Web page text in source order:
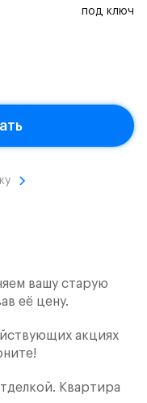
под ключ
вашу старую
её цену.
акциях
Квартира